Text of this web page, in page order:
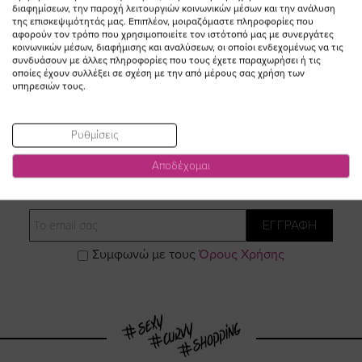
(-20%)
Ειδική
Τιμή
138,40 €
173,00 €
(-20%)
Ειδική
Τιμή
138,40 €
173,00 €
ΕΓΓΡΑΦΕΙΤΕ ΣΤΟ NEWSLETTER
ΕΓΓΡΑΦΗ
Συμφωνώ με τους Όρους Χρήσης
διαφημίσεων, την παροχή λειτουργιών κοινωνικών μέσων και την ανάλυση
της επισκεψιμότητάς μας. Επιπλέον, μοιραζόμαστε πληροφορίες που
αφορούν τον τρόπο που χρησιμοποιείτε τον ιστότοπό μας με συνεργάτες
κοινωνικών μέσων, διαφήμισης και αναλύσεων, οι οποίοι ενδεχομένως να τις
συνδυάσουν με άλλες πληροφορίες που τους έχετε παραχωρήσει ή τις
οποίες έχουν συλλέξει σε σχέση με την από μέρους σας χρήση των
υπηρεσιών τους.
Ρυθμίσεις
Αποδέχομαι